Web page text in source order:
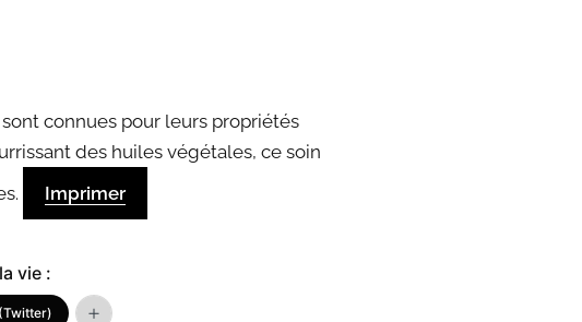
connues pour leurs propriétés
des huiles végétales, ce soin
Imprimer
vie :